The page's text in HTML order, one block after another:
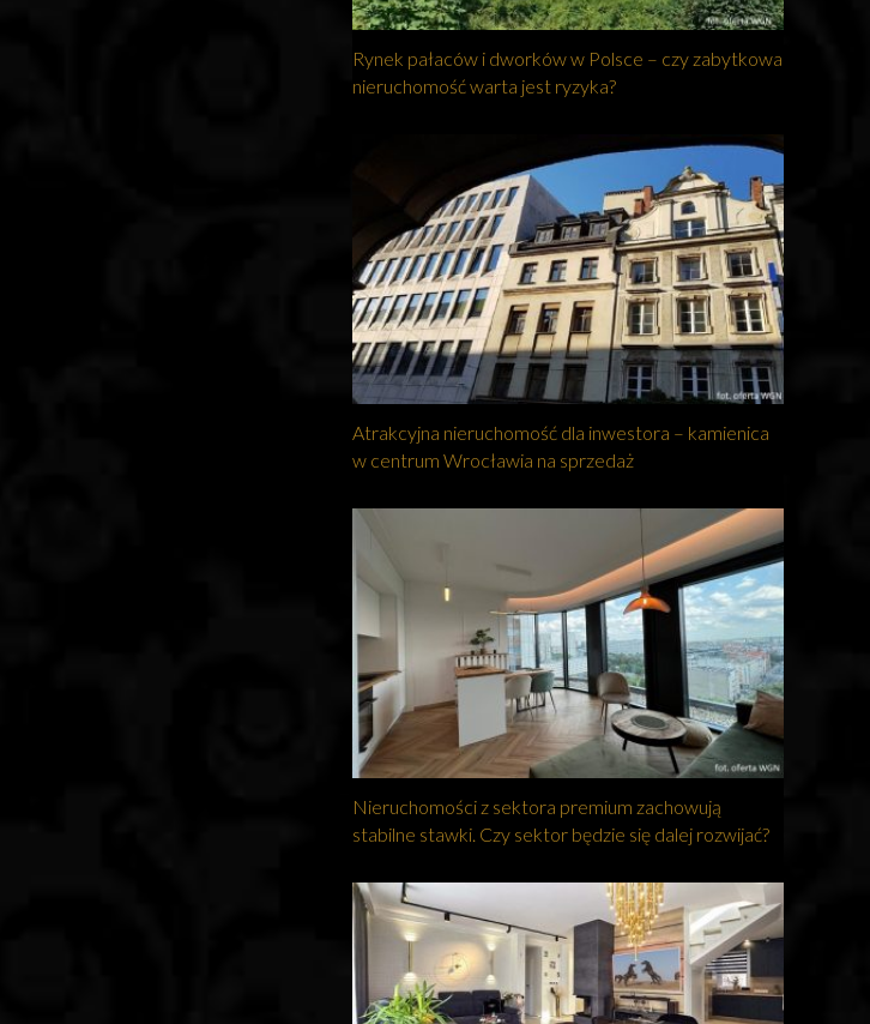
Rynek pałaców i dworków w Polsce – czy zabytkowa
nieruchomość warta jest ryzyka?
Atrakcyjna nieruchomość dla inwestora – kamienica
w centrum Wrocławia na sprzedaż
Nieruchomości z sektora premium zachowują
stabilne stawki. Czy sektor będzie się dalej rozwijać?